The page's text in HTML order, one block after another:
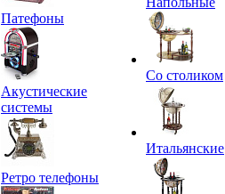
Патефоны
Акустические
системы
Ретро телефоны
Со столиком
Итальянские